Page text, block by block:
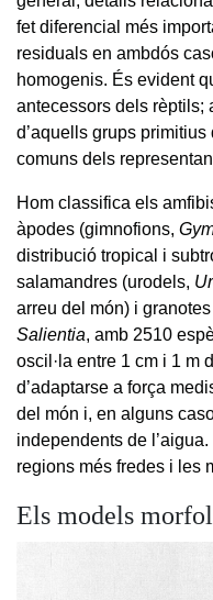
fet diferencial més
residuals en ambdós
homogenis. És evident
antecessors dels rèptils;
d’aquells grups
comuns dels
Hom classifica els
àpodes (gimnofions,
distribució tropical i
salamandres (urodels,
arreu del món) i
Salientia, amb 2510
oscil·la entre 1 cm i 1 m
d’adaptarse a força
del món i, en alguns
independents de
regions més fredes i les
Els models